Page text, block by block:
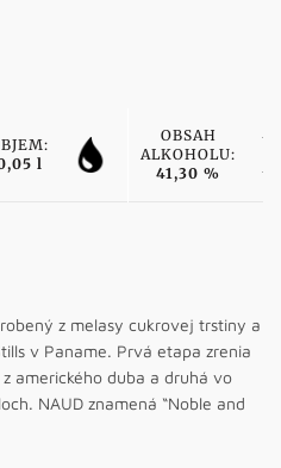
l
OBSAH
ALKOHOLU:
41,30 %
z melasy cukrovej trstiny a
v Paname. Prvá etapa zrenia
amerického duba a druhá vo
NAUD znamená “Noble and